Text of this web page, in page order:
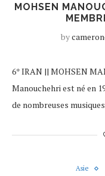
MOHSEN
by
6* IRAN || MOHSEN
Manouchehri est né en
de nombreuses
Asie